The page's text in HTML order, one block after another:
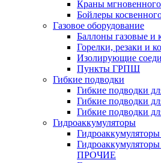
Краны мгновенного
Бойлеры
Газовое оборудование
Баллоны газовые и
Горелки, резаки и
Изолирующие
Пункты ГРПШ
Гибкие подводки
Гибкие подводки
Гибкие подводки
Гибкие подводки
Гидроаккумуляторы
ПРОЧИЕ